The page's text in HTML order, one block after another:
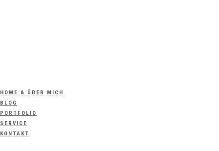
HOME & ÜBER MICH
BLOG
PORTFOLIO
SERVICE
KONTAKT